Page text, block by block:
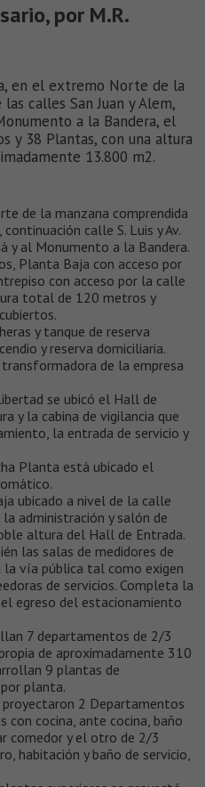
por M.R.
en el extremo Norte de la
calles San Juan y Alem,
a la Bandera, el
y 38 Plantas, con una altura
13.800 m2.
de la manzana comprendida
calle S. Luis y Av.
y al Monumento a la Bandera.
Planta Baja con acceso por
con acceso por la calle
total de 120 metros y
y tanque de reserva
y reserva domiciliaria.
de la empresa
se ubicó el Hall de
y la cabina de vigilancia que
la entrada de servicio y
Planta está ubicado el
ubicado a nivel de la calle
administración y salón de
altura del Hall de Entrada.
las salas de medidores de
la vía pública tal como exigen
de servicios. Completa la
egreso del estacionamiento
7 departamentos de 2/3
de aproximadamente 310
9 plantas de
planta.
2 Departamentos
cocina, ante cocina, baño
comedor y el otro de 2/3
habitación y baño de servicio,